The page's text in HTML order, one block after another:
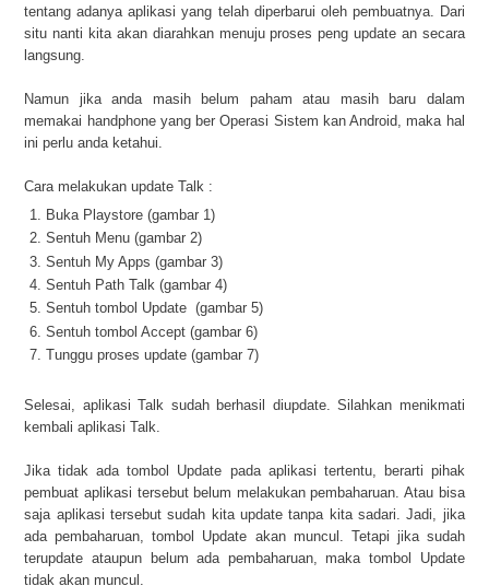
tentang adanya aplikasi yang telah diperbarui oleh pembuatnya. Dari
situ nanti kita akan diarahkan menuju proses peng update an secara
langsung.
Namun jika anda masih belum paham atau masih baru dalam
memakai handphone yang ber Operasi Sistem kan Android, maka hal
ini perlu anda ketahui.
Cara melakukan update Talk :
Buka Playstore (gambar 1)
Sentuh Menu (gambar 2)
Sentuh My Apps (gambar 3)
Sentuh Path Talk (gambar 4)
Sentuh tombol Update (gambar 5)
Sentuh tombol Accept (gambar 6)
Tunggu proses update (gambar 7)
Selesai, aplikasi Talk sudah berhasil diupdate. Silahkan menikmati
kembali aplikasi Talk.
Jika tidak ada tombol Update pada aplikasi tertentu, berarti pihak
pembuat aplikasi tersebut belum melakukan pembaharuan. Atau bisa
saja aplikasi tersebut sudah kita update tanpa kita sadari. Jadi, jika
ada pembaharuan, tombol Update akan muncul. Tetapi jika sudah
terupdate ataupun belum ada pembaharuan, maka tombol Update
tidak akan muncul.